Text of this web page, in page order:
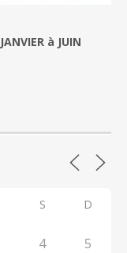
JANVIER à JUIN
S D
4 5